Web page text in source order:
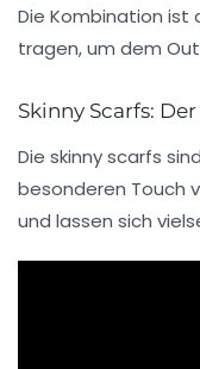
Die Kombination ist
tragen, um dem
Skinny Scarfs:
Die skinny scarfs
besonderen Touch
und lassen sich